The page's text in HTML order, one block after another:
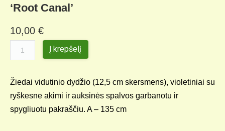
‘Root Canal’
10,00 €
Į krepšelį
Žiedai vidutinio dydžio (12,5 cm skersmens), violetiniai su
ryškesne akimi ir auksinės spalvos garbanotu ir
spygliuotu pakraščiu. A – 135 cm